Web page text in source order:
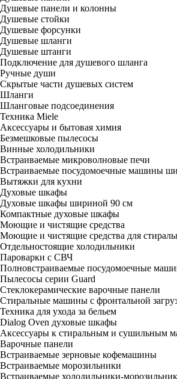
Душевые панели и колонны
Душевые стойки
Душевые форсунки
Душевые шланги
Душевые штанги
Подключение для душевого шланга
Ручные души
Скрытые части душевых систем
Шланги
Шланговые подсоединения
Техника Miele
Аксессуары и бытовая химия
Безмешковые пылесосы
Винные холодильники
Встраиваемые микроволновые печи
Встраиваемые посудомоечные машины
Вытяжки для кухни
Духовые шкафы
Духовые шкафы шириной 90 см
Компактные духовые шкафы
Моющие и чистящие средства
Моющие и чистящие средства для
Отдельностоящие холодильники
Пароварки с СВЧ
Полновстраиваемые посудомоечные
Пылесосы серии Guard
Стеклокерамические варочные панели
Стиральные машины с фронтальной
Техника для ухода за бельем
Dialog Oven духовые шкафы
Аксессуары к стиральным и сушильным
Варочные панели
Встраиваемые зерновые кофемашины
Встраиваемые морозильники
Встраиваемые холодильники-